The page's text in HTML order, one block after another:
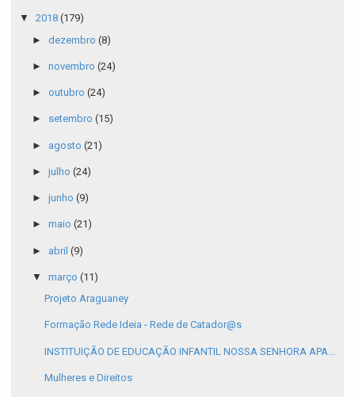
▼ 2018 (179)
► dezembro (8)
► novembro (24)
► outubro (24)
► setembro (15)
► agosto (21)
► julho (24)
► junho (9)
► maio (21)
► abril (9)
▼ março (11)
Projeto Araguaney
Formação Rede Ideia - Rede de Catador@s
INSTITUIÇÃO DE EDUCAÇÃO INFANTIL NOSSA SENHORA APA...
Mulheres e Direitos